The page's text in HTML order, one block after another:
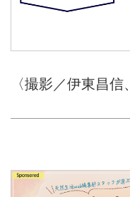
〈撮影／伊東昌信